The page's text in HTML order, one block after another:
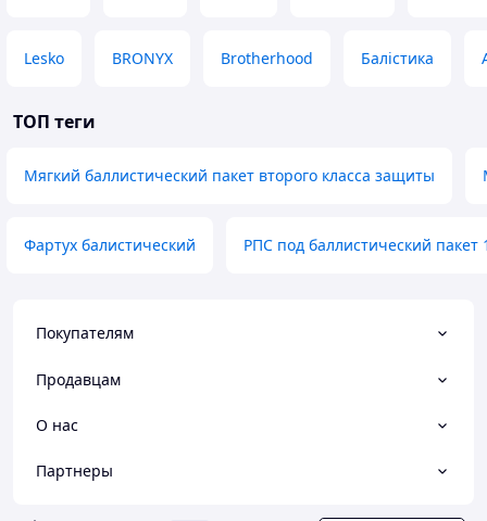
Lesko BRONYX Brotherhood Балістика
ТОП теги
Мягкий баллистический пакет второго класса защиты
Фартух балистический РПС под баллистический пакет
Покупателям
Продавцам
О нас
Партнеры